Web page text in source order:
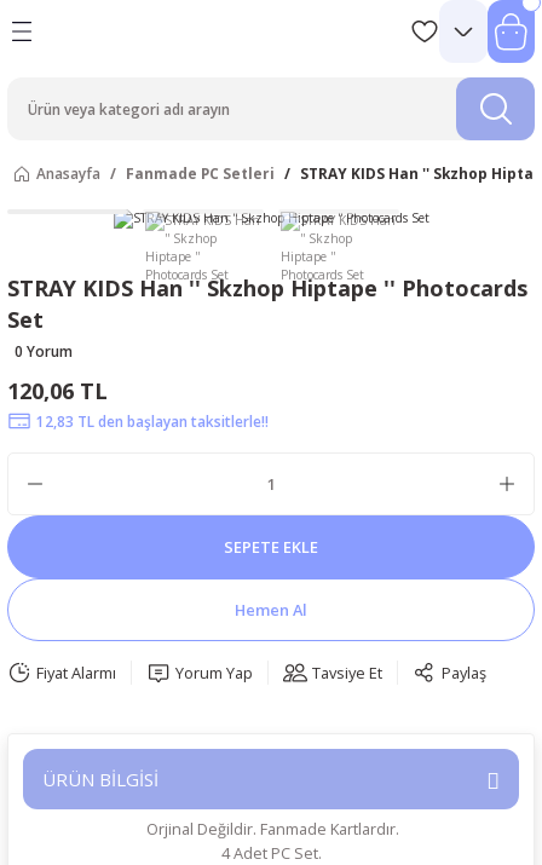
Anasayfa Fanmade PC Setleri STRAY KIDS Han '' Skzhop
STRAY KIDS Han '' Skzhop Hiptape '' Photocards
Set
0 Yorum
120,06 TL
12,83 TL den başlayan taksitlerle!!
SEPETE EKLE
Hemen Al
Fiyat Alarmı Yorum Yap Tavsiye Et Paylaş
ÜRÜN BİLGİSİ
Orjinal Değildir. Fanmade Kartlardır.
4 Adet PC Set.